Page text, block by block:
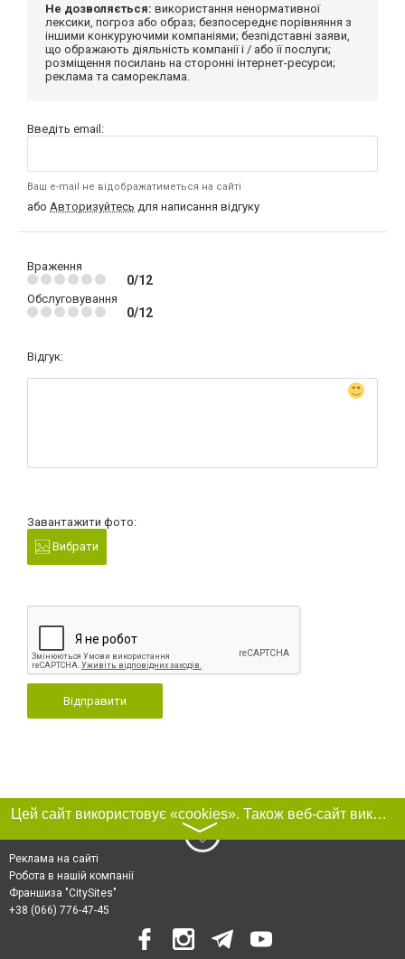
Не дозволяється: використання ненормативної
лексики, погроз або образ; безпосереднє порівняння з
іншими конкуруючими компаніями; безпідставні заяви,
що ображають діяльність компанії і / або її послуги;
розміщення посилань на сторонні інтернет-ресурси;
реклама та самореклама.
Введіть email:
Ваш e-mail не відображатиметься на сайті
або Авторизуйтесь для написання відгуку
Враження
0/12
Обслуговування
0/12
Відгук:
Завантажити фото:
Вибрати
Відправити
Цей сайт використовує «cookies». Також веб-сайт використовує інтернет-сервіс для збору технічних даних стосовно відвідувачів з метою отримання маркетингової та статистичної інформації. Умови обробки даних відвідувачів сайту див.
〉
Реклама на сайті
Робота в нашій компанії
Франшиза "CitySites"
+38 (066) 776-47-45